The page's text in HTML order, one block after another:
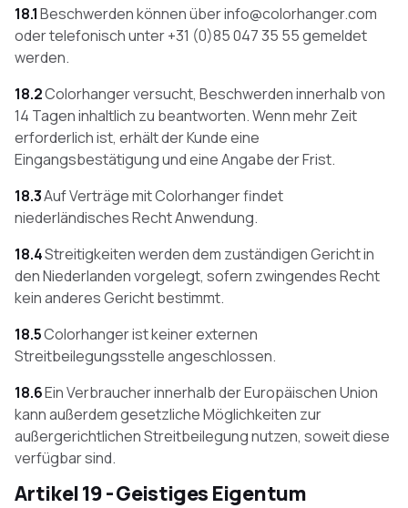
18.1Beschwerden können über info@colorhanger.com
oder telefonisch unter +31 (0)85 047 35 55 gemeldet
werden.
18.2Colorhanger versucht, Beschwerden innerhalb von
14 Tagen inhaltlich zu beantworten. Wenn mehr Zeit
erforderlich ist, erhält der Kunde eine
Eingangsbestätigung und eine Angabe der Frist.
18.3Auf Verträge mit Colorhanger findet
niederländisches Recht Anwendung.
18.4Streitigkeiten werden dem zuständigen Gericht in
den Niederlanden vorgelegt, sofern zwingendes Recht
kein anderes Gericht bestimmt.
18.5Colorhanger ist keiner externen
Streitbeilegungsstelle angeschlossen.
18.6Ein Verbraucher innerhalb der Europäischen Union
kann außerdem gesetzliche Möglichkeiten zur
außergerichtlichen Streitbeilegung nutzen, soweit diese
verfügbar sind.
Artikel 19 - Geistiges Eigentum